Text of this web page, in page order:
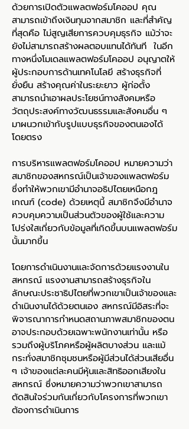
ด้วยการเปิดตัวแพลตฟอร์มโคออป คุณ
สามารถเข้าถึงเงินทุนจากสมาชิก และที่สำคัญ
ที่สุดคือ ไม่สูญเสียการควบคุมธุรกิจ แม้ว่าจะ
ยังไม่สามารถสร้างผลตอบแทนได้ทันที ในอีก
ทางหนึ่งโมเดลแพลตฟอร์มโคออป อนุญาตให้
ผู้ประกอบการด้านเทคโนโลยี สร้างธุรกิจที่
ยั่งยืน สร้างคุณค่าในระยะยาว ผู้ก่อตั้ง
สามารถนำเอาผลประโยชน์ทางสังคมหรือ
วัตถุประสงค์ทางวัฒนธรรมและสังคมอื่น ๆ
มาผนวกเข้ากับรูปแบบธุรกิจของตนเองได้
โดยตรง
การบริหารแพลตฟอร์มโคออป หมายความว่า
สมาชิกของสหกรณ์เป็นเจ้าของแพลตฟอร์ม
ซึ่งทำให้พวกเขามีอำนาจอธิปไตยเหนือกฎ
เกณฑ์ (code) ด้วยเหตุนี้ สมาชิกจึงมีอำนาจ
ควบคุมความเป็นส่วนตัวของผู้ใช้และความ
โปร่งใสเกี่ยวกับข้อมูลที่เกิดขึ้นบนแพลตฟอร์ม
นั้นมากขึ้น
โดยการดำเนินงานและจัดการด้วยแรงงานใน
สหกรณ์ แรงงานสามารถสร้างธุรกิจใน
ลักษณะประชาธิปไตยที่พวกเขาเป็นเจ้าของและ
ดำเนินงานได้ด้วยตนเอง สหกรณ์มีอิสระที่จะ
พิจารณาการกำหนดสถานภาพสมาชิกของตน
อาจประกอบด้วยเฉพาะพนักงานเท่านั้น หรือ
รวมถึงผู้บริโภคหรือผู้ผลิตบางส่วน และแม้
กระทั่งสมาชิกชุมชนหรือผู้มีส่วนได้ส่วนเสียอื่น
ๆ เจ้าของแต่ละคนมีหุ้นและสิทธิออกเสียงใน
สหกรณ์ ซึ่งหมายความว่าพวกเขาสามารถ
ตัดสินใจร่วมกันเกี่ยวกับโครงการที่พวกเขา
ต้องการดำเนินการ